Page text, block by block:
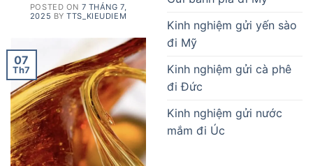
POSTED ON 7 THÁNG 7,
2025 BYTTS_KIEUDIEM
07
Th7
Kinh nghiệm gửi yến sào
đi Mỹ
Kinh nghiệm gửi cà phê
đi Đức
Kinh nghiệm gửi nước
mắm đi Úc